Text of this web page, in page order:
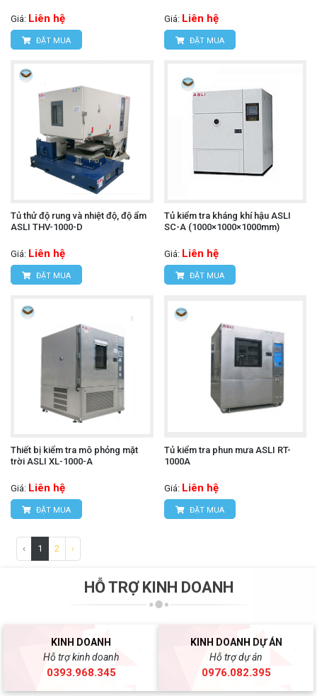
Giá: Liên hệ
ĐẶT MUA
Giá: Liên hệ
ĐẶT MUA
Tủ thử độ rung và nhiệt độ, độ ẩm
ASLI THV-1000-D
Giá: Liên hệ
ĐẶT MUA
Tủ kiểm tra kháng khí hậu ASLI
SC-A (1000×1000×1000mm)
Giá: Liên hệ
ĐẶT MUA
Thiết bị kiểm tra mô phỏng mặt
trời ASLI XL-1000-A
Giá: Liên hệ
ĐẶT MUA
Tủ kiểm tra phun mưa ASLI RT-
1000A
Giá: Liên hệ
ĐẶT MUA
‹ 1 2 ›
HỖ TRỢ KINH DOANH
KINH DOANH
Hỗ trợ kinh doanh
0393.968.345
KINH DOANH DỰ ÁN
Hỗ trợ dự án
0976.082.395